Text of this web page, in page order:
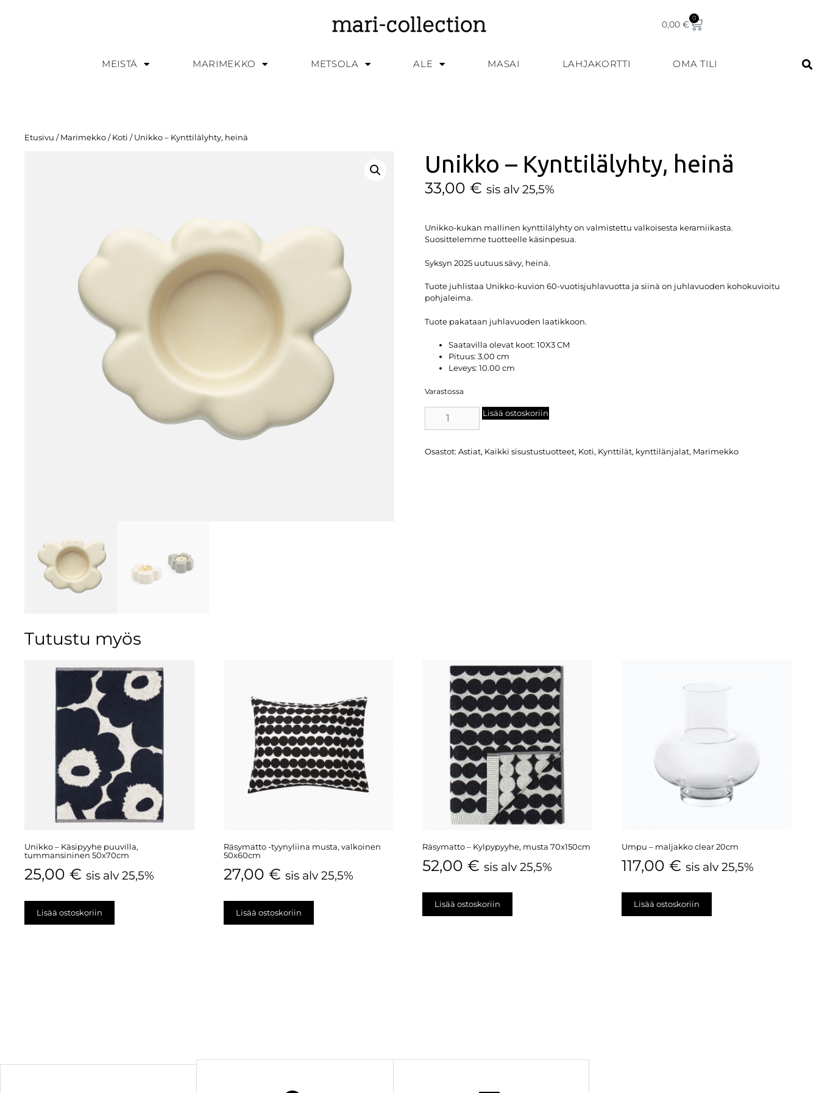
0,00€
0
MEISTÄ MARIMEKKO METSOLA ALE MASAI LAHJAKORTTI OMA TILI
Etusivu /Marimekko/Koti / Unikko – Kynttilälyhty, heinä
Unikko – Kynttilälyhty, heinä
33,00€ sis alv 25,5%
Unikko-kukan mallinen kynttilälyhty on valmistettu valkoisesta keramiikasta.
Suosittelemme tuotteelle käsinpesua.
Syksyn 2025 uutuus sävy, heinä.
Tuote juhlistaa Unikko-kuvion 60-vuotisjuhlavuotta ja siinä on juhlavuoden kohokuvioitu
pohjaleima.
Tuote pakataan juhlavuoden laatikkoon.
Saatavilla olevat koot: 10X3 CM
Pituus: 3.00 cm
Leveys: 10.00 cm
Varastossa
Lisää ostoskoriin
Osastot:Astiat, Kaikki sisustustuotteet, Koti, Kynttilät, kynttilänjalat, Marimekko
Tutustu myös
Unikko – Käsipyyhe puuvilla,
tummansininen 50x70cm
25,00 € sis alv 25,5%
Lisää ostoskoriin
Räsymatto -tyynyliina musta, valkoinen
50x60cm
27,00 € sis alv 25,5%
Lisää ostoskoriin
Räsymatto – Kylpypyyhe, musta 70x150cm
52,00€ sis alv 25,5%
Lisää ostoskoriin
Umpu – maljakko clear 20cm
117,00€ sis alv 25,5%
Lisää ostoskoriin